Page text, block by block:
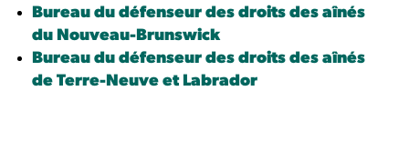
Bureau du défenseur des droits des aînés
du Nouveau-Brunswick
Bureau du défenseur des droits des aînés
de Terre-Neuve et Labrador